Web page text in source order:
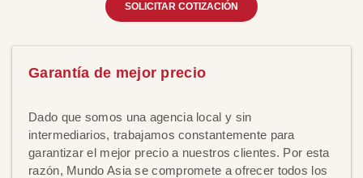
SOLICITAR COTIZACIÓN
Garantía de mejor precio
Dado que somos una agencia local y sin
intermediarios, trabajamos constantemente para
garantizar el mejor precio a nuestros clientes. Por esta
razón, Mundo Asia se compromete a ofrecer todos los